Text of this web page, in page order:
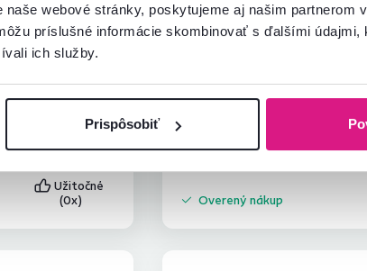
webové stránky, poskytujeme aj našim partnerom
príslušné informácie skombinovať s ďalšími údajmi,
ich služby.
Prispôsobiť
K.
TRENCIN,
hviezdičiek
model, avšak v inom
Užitočné
(0x)
Matúš H.
prevedení
Overený nákup